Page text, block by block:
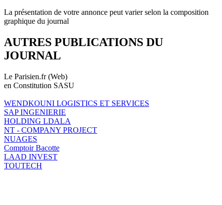
La présentation de votre annonce peut varier selon la composition
graphique du journal
AUTRES PUBLICATIONS DU
JOURNAL
Le Parisien.fr (Web)
en Constitution SASU
WENDKOUNI LOGISTICS ET SERVICES
SAP INGENIERIE
HOLDING LDALA
NT - COMPANY PROJECT
NUAGES
Comptoir Bacotte
LAAD INVEST
TOUTECH